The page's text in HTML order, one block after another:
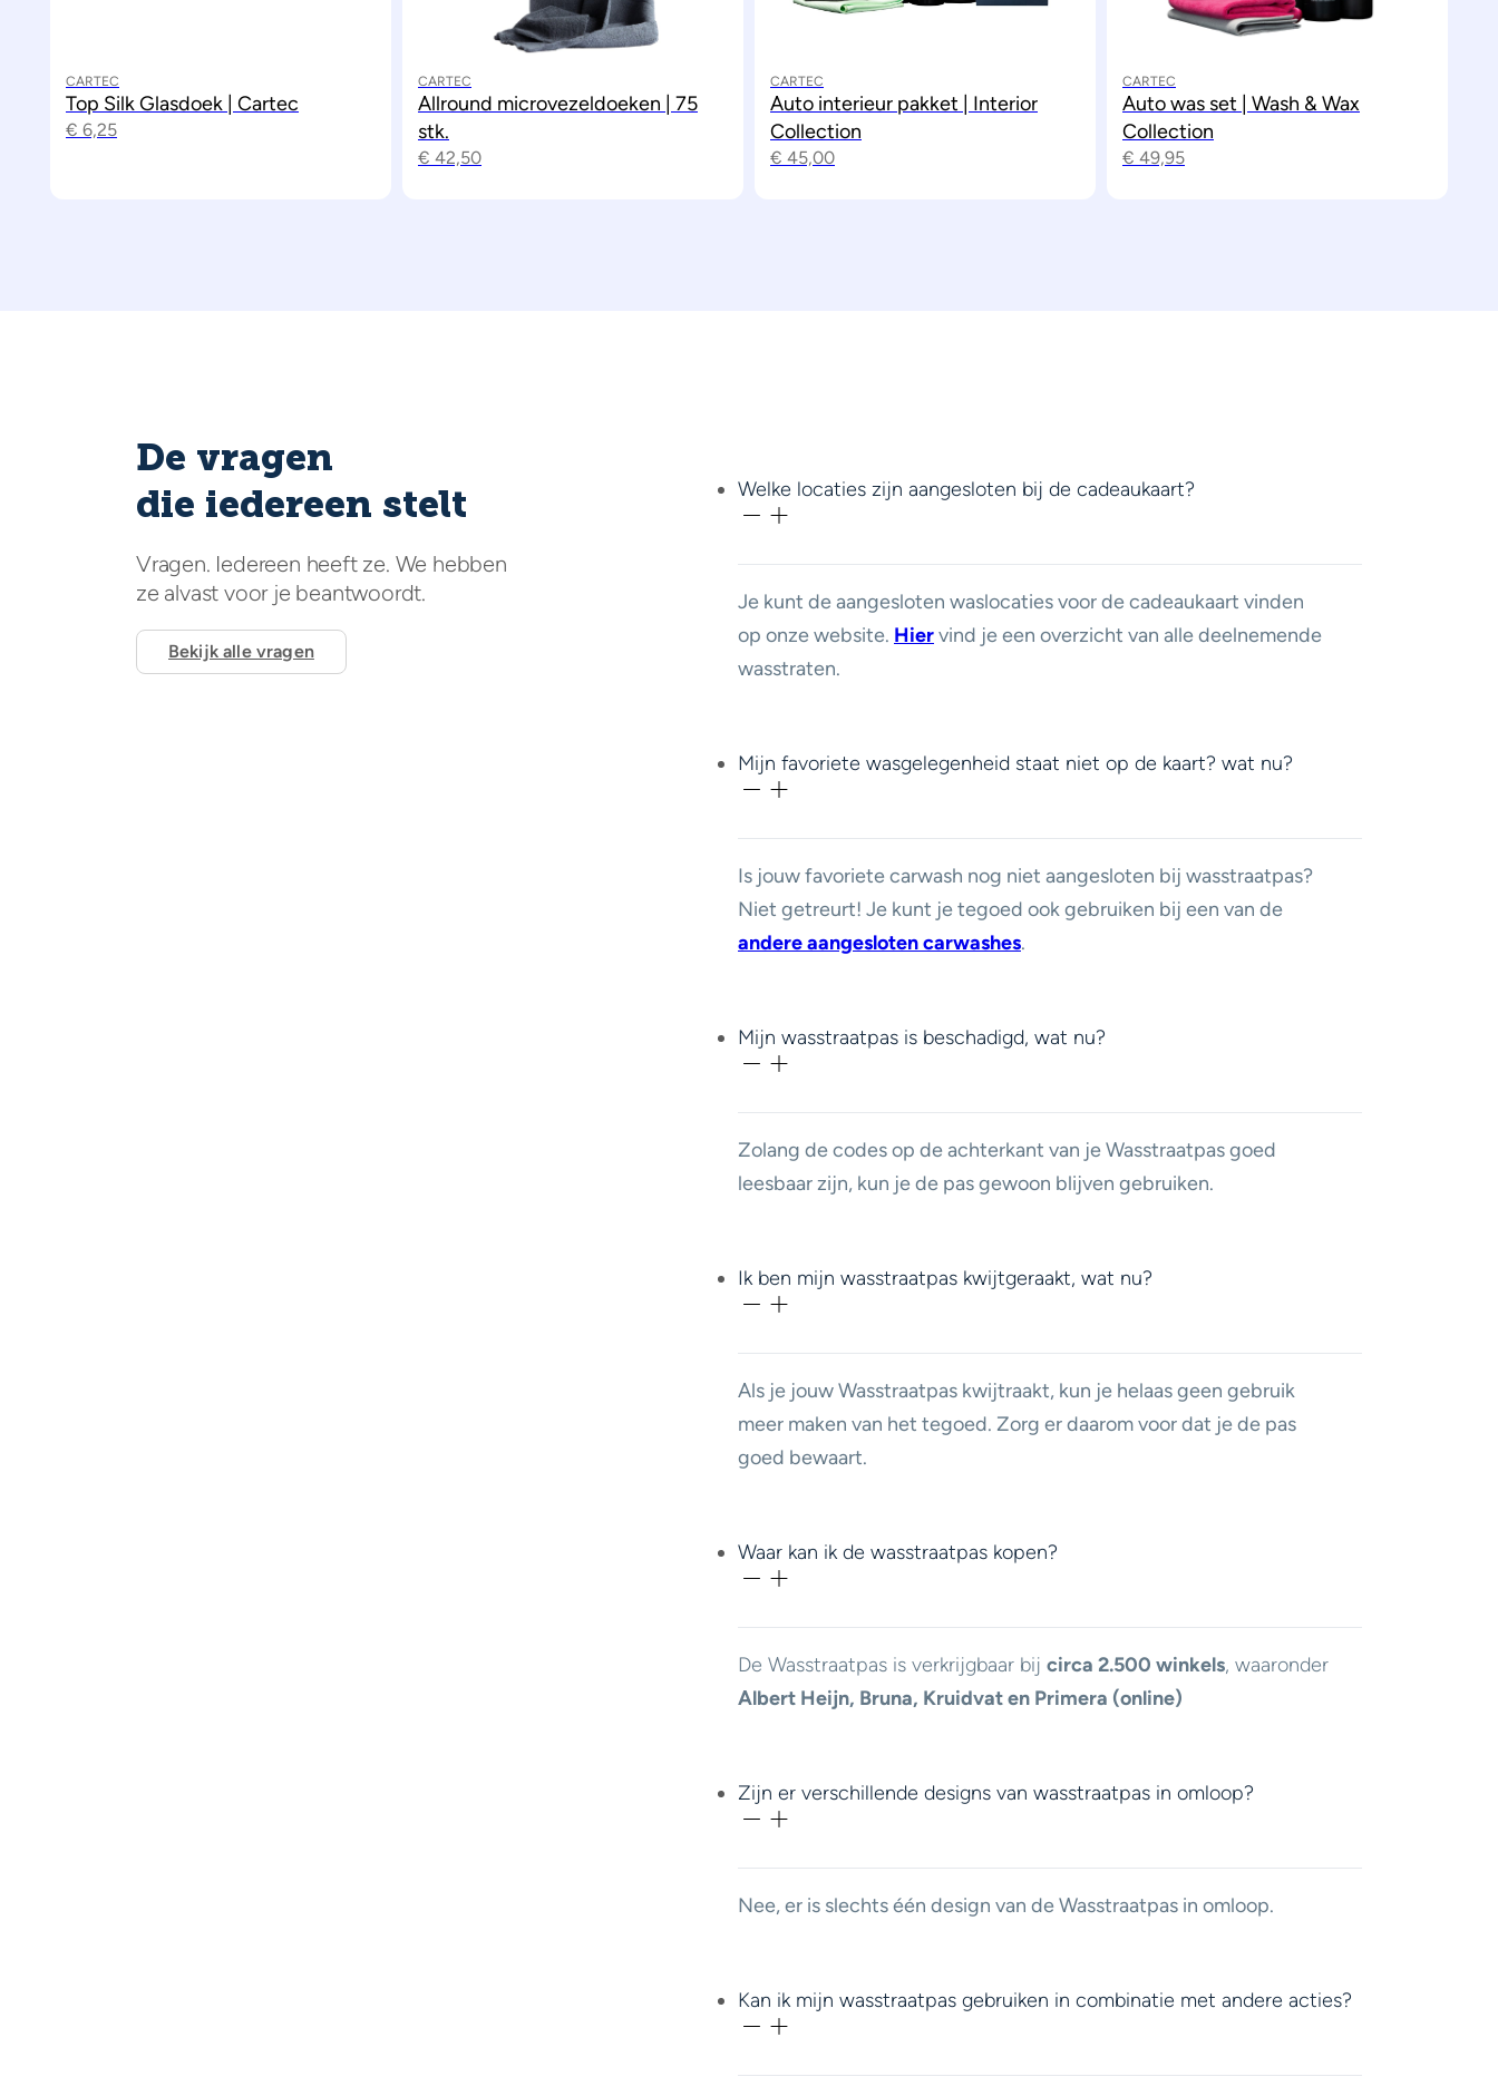
CARTEC
Top Silk Glasdoek | Cartec
€ 6,25
CARTEC
Allround microvezeldoeken | 75
stk.
€ 42,50
CARTEC
Auto interieur pakket | Interior
Collection
€ 45,00
CARTEC
Auto was set | Wash & Wax
Collection
€ 49,95
De vragen
die iedereen stelt
Vragen. Iedereen heeft ze. We hebben
ze alvast voor je beantwoordt.
Bekijk alle vragen
Welke locaties zijn aangesloten bij de cadeaukaart?
Je kunt de aangesloten waslocaties voor de cadeaukaart vinden
op onze website. Hiervind je een overzicht van alle deelnemende
wasstraten.
Mijn favoriete wasgelegenheid staat niet op de kaart? wat nu?
Is jouw favoriete carwash nog niet aangesloten bij wasstraatpas?
Niet getreurt! Je kunt je tegoed ook gebruiken bij een van de
andere aangesloten carwashes.
Mijn wasstraatpas is beschadigd, wat nu?
Zolang de codes op de achterkant van je Wasstraatpas goed
leesbaar zijn, kun je de pas gewoon blijven gebruiken.
Ik ben mijn wasstraatpas kwijtgeraakt, wat nu?
Als je jouw Wasstraatpas kwijtraakt, kun je helaas geen gebruik
meer maken van het tegoed. Zorg er daarom voor dat je de pas
goed bewaart.
Waar kan ik de wasstraatpas kopen?
De Wasstraatpas is verkrijgbaar bij circa 2.500 winkels, waaronder
Albert Heijn, Bruna, Kruidvat en Primera (online)
Zijn er verschillende designs van wasstraatpas in omloop?
Nee, er is slechts één design van de Wasstraatpas in omloop.
Kan ik mijn wasstraatpas gebruiken in combinatie met andere acties?